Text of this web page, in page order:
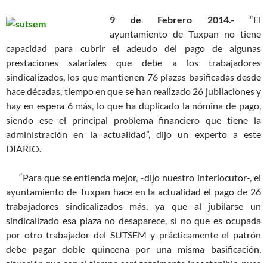
9 de Febrero 2014.- “El
ayuntamiento de Tuxpan no tiene
capacidad para cubrir el adeudo del pago de algunas
prestaciones salariales que debe a los trabajadores
sindicalizados, los que mantienen 76 plazas basificadas desde
hace décadas, tiempo en que se han realizado 26 jubilaciones y
hay en espera 6 más, lo que ha duplicado la nómina de pago,
siendo ese el principal problema financiero que tiene la
administración en la actualidad”, dijo un experto a este
DIARIO.
“Para que se entienda mejor, -dijo nuestro interlocutor-, el
ayuntamiento de Tuxpan hace en la actualidad el pago de 26
trabajadores sindicalizados más, ya que al jubilarse un
sindicalizado esa plaza no desaparece, si no que es ocupada
por otro trabajador del SUTSEM y prácticamente el patrón
debe pagar doble quincena por una misma basificación,